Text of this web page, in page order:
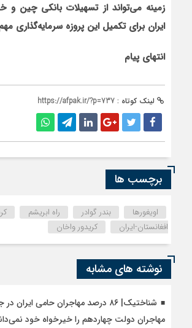
زمینه می‌تواند از تسهیلات بانکی چین
ایران برای تکمیل این پروزه سرمایه‌گذاری
انتهای پیام
لینک کوتاه : https://afpak.ir/?p=737
برچسب ها
اویغورها بندر گوادر راه ابریشم
افغانستان-ایران
کریدور واخان
نوشته های مشابه
مهاجران دولت چهاردهم را خیرخواه خود